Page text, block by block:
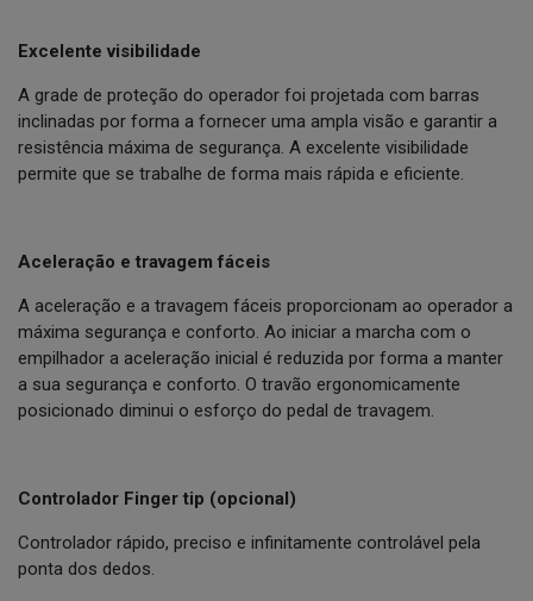
Excelente visibilidade
A grade de proteção do operador foi projetada com barras
inclinadas por forma a fornecer uma ampla visão e garantir a
resistência máxima de segurança. A excelente visibilidade
permite que se trabalhe de forma mais rápida e eficiente.
Aceleração e travagem fáceis
A aceleração e a travagem fáceis proporcionam ao operador a
máxima segurança e conforto. Ao iniciar a marcha com o
empilhador a aceleração inicial é reduzida por forma a manter
a sua segurança e conforto. O travão ergonomicamente
posicionado diminui o esforço do pedal de travagem.
Controlador Finger tip (opcional)
Controlador rápido, preciso e infinitamente controlável pela
ponta dos dedos.